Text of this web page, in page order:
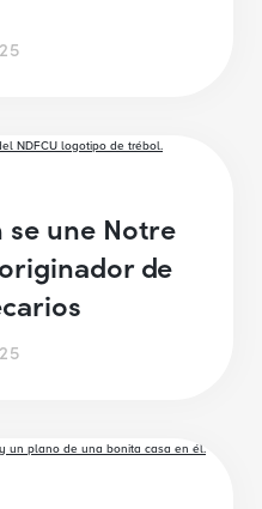
une Notre
de